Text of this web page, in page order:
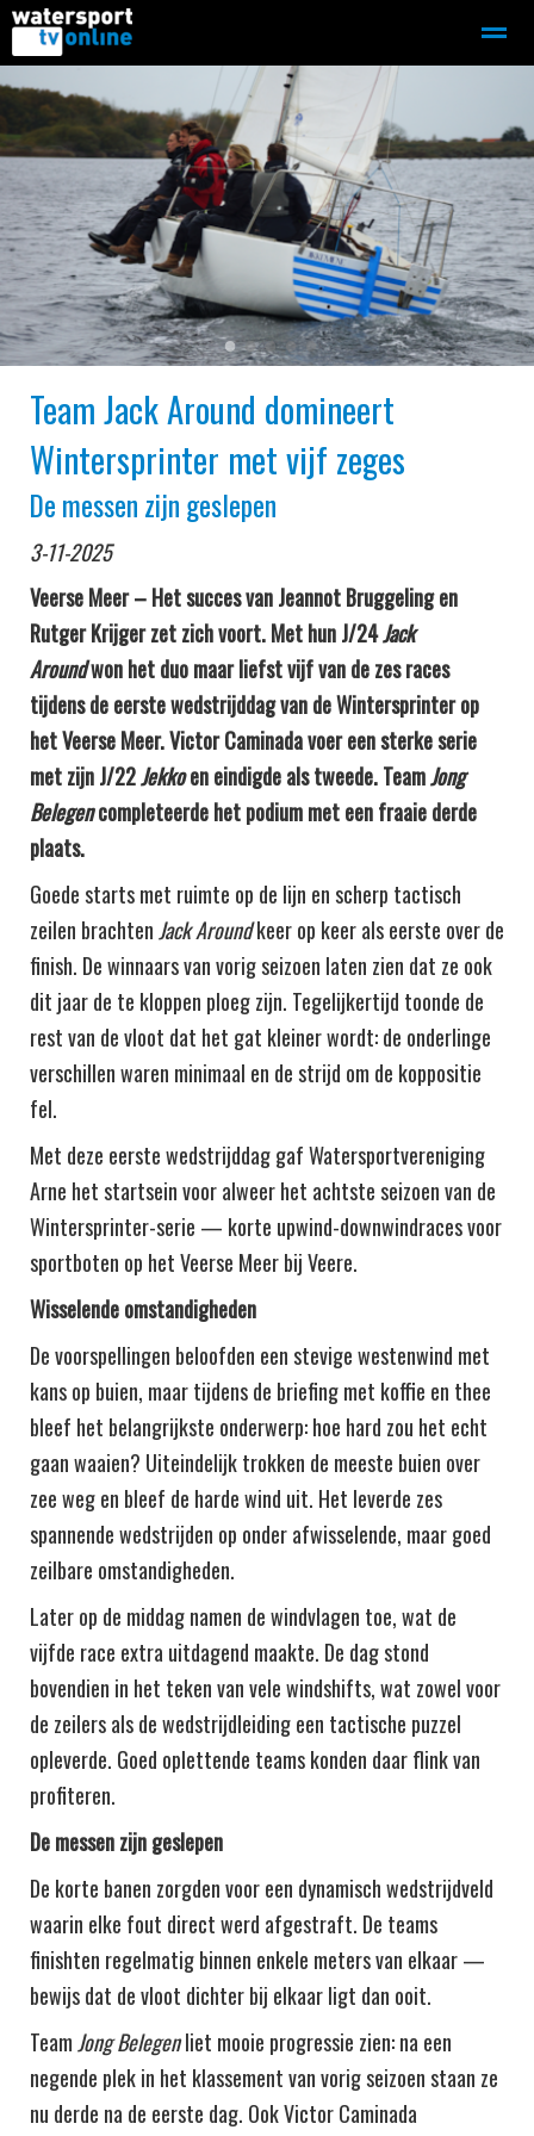
Zeilen Motorboot-sloep Adverteren Redactie
Home Contact Bellen Zoeken
●●●●●
Team Jack Around domineert
Wintersprinter met vijf zeges
De messen zijn geslepen
3-11-2025
Veerse Meer – Het succes van Jeannot Bruggeling en
Rutger Krijger zet zich voort. Met hun J/24Jack
Aroundwon het duo maar liefst vijf van de zes races
tijdens de eerste wedstrijddag van de Wintersprinter op
het Veerse Meer. Victor Caminada voer een sterke serie
met zijn J/22Jekkoen eindigde als tweede. TeamJong
Belegencompleteerde het podium met een fraaie derde
plaats.
Goede starts met ruimte op de lijn en scherp tactisch
zeilen brachten Jack Aroundkeer op keer als eerste over de
finish. De winnaars van vorig seizoen laten zien dat ze ook
dit jaar de te kloppen ploeg zijn. Tegelijkertijd toonde de
rest van de vloot dat het gat kleiner wordt: de onderlinge
verschillen waren minimaal en de strijd om de koppositie
fel.
Met deze eerste wedstrijddag gaf Watersportvereniging
Arne het startsein voor alweer het achtste seizoen van de
Wintersprinter-serie — korte upwind-downwindraces voor
sportboten op het Veerse Meer bij Veere.
Wisselende omstandigheden
De voorspellingen beloofden een stevige westenwind met
kans op buien, maar tijdens de briefing met koffie en thee
bleef het belangrijkste onderwerp: hoe hard zou het echt
gaan waaien? Uiteindelijk trokken de meeste buien over
zee weg en bleef de harde wind uit. Het leverde zes
spannende wedstrijden op onder afwisselende, maar goed
zeilbare omstandigheden.
Later op de middag namen de windvlagen toe, wat de
vijfde race extra uitdagend maakte. De dag stond
bovendien in het teken van vele windshifts, wat zowel voor
de zeilers als de wedstrijdleiding een tactische puzzel
opleverde. Goed oplettende teams konden daar flink van
profiteren.
De messen zijn geslepen
De korte banen zorgden voor een dynamisch wedstrijdveld
waarin elke fout direct werd afgestraft. De teams
finishten regelmatig binnen enkele meters van elkaar —
bewijs dat de vloot dichter bij elkaar ligt dan ooit.
Team Jong Belegenliet mooie progressie zien: na een
negende plek in het klassement van vorig seizoen staan ze
nu derde na de eerste dag. Ook Victor Caminada